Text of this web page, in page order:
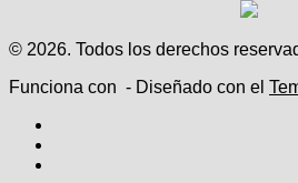
© 2026. Todos los derechos
Funciona con - Diseñado con el